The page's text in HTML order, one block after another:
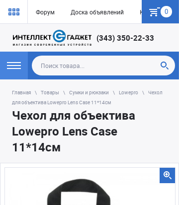
Форум Доска объявлений Как купить
0
(343) 350-22-33
Главная Товары Сумки и рюкзаки Lowepro
Чехол
для объектива Lowepro Lens Case 11*14см
Чехол для объектива
Lowepro Lens Case
11*14см